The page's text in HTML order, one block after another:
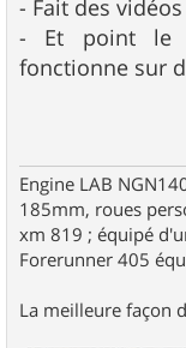
- Fait des
- Et point le
fonctionne sur
Engine LAB
185mm, roues
xm 819 ; équipé
Forerunner 405
La meilleure façon